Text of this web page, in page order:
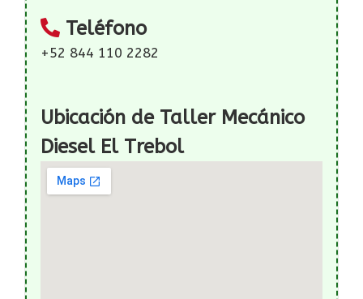
Teléfono
+52 844 110 2282
Ubicación de Taller Mecánico
Diesel El Trebol